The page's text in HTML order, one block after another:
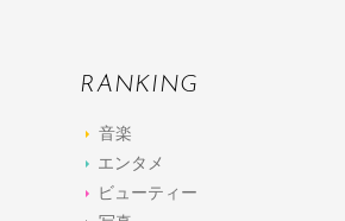
RANKING
音楽
エンタメ
ビューティー